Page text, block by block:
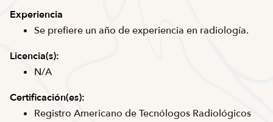
Experiencia
Se prefiere un año de experiencia en radiología.
Licencia(s):
N/A
Certificación(es):
Registro Americano de Tecnólogos Radiológicos